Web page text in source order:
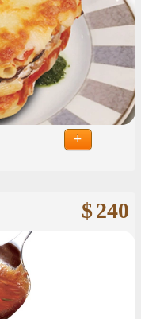
+
$240